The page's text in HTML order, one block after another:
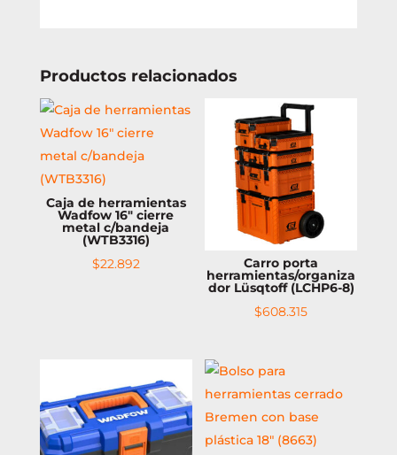
Productos relacionados
Caja de herramientas
Wadfow 16″ cierre
metal c/bandeja
(WTB3316)
$22.892 Carro porta
herramientas/organiza
dor Lüsqtoff (LCHP6-8)
$608.315